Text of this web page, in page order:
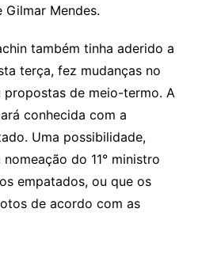
Gilmar Mendes.
também tinha aderido a
terça, fez mudanças no
de meio-termo. A
conhecida com a
Uma possibilidade,
do 11° ministro
empatados, ou que os
de acordo com as